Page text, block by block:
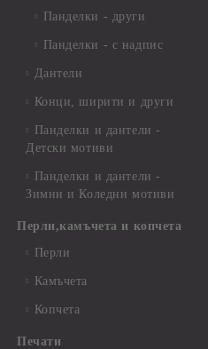
Панделки - други
Панделки - с надпис
Дантели
Конци, ширити и други
Панделки и дантели -
Детски мотиви
Панделки и дантели -
Зимни и Коледни мотиви
Перли,камъчета и копчета
Перли
Камъчета
Копчета
Печати